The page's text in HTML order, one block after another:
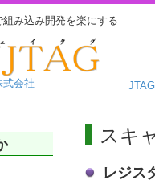
み込み開発を楽にする
式会社
スキ
レジス